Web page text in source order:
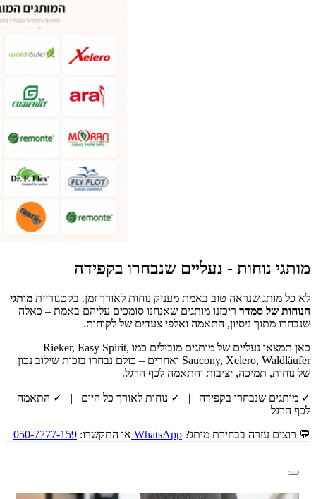
מותגי נוחות - נעליים שנבחרו בקפידה
לא כל מותג שנראה טוב באמת מעניק נוחות לאורך זמן. בקטגוריית מותגי
הנוחות של סמדר ריכזנו מותגים שאנחנו סומכים עליהם באמת – כאלה
שנבחרו מתוך ניסיון, התאמה ואלפי צעדים של לקוחות.
כאן תמצאו נעליים של מותגים מובילים כמו Rieker, Easy Spirit,
Saucony, Xelero, Waldläufer ואחרים – כולם נבחרו בזכות שילוב נכון
של נוחות, תמיכה, יציבות והתאמה לכף הרגל.
✓ מותגים שנבחרו בקפידה | ✓ נוחות לאורך כל היום | ✓ התאמה
לכף הרגל
💬 רוצים עזרה בבחירת מותג? WhatsApp או התקשרו: 050-7777-159